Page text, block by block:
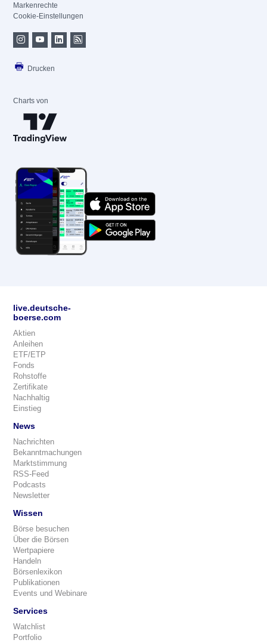
Markenrechte
Cookie-Einstellungen
Drucken
Charts von
live.deutsche-
boerse.com
Aktien
Anleihen
ETF/ETP
Fonds
Rohstoffe
Zertifikate
Nachhaltig
Einstieg
News
Nachrichten
Bekanntmachungen
Marktstimmung
RSS-Feed
Podcasts
Newsletter
Wissen
Börse besuchen
Über die Börsen
Wertpapiere
Handeln
Börsenlexikon
Publikationen
Events und Webinare
Services
Watchlist
Portfolio